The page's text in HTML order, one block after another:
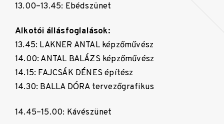
13.00–13.45: Ebédszünet
Alkotói állásfoglalások:
13.45: LAKNER ANTAL képzőművész
14.00: ANTAL BALÁZS képzőművész
14.15: FAJCSÁK DÉNES építész
14.30: BALLA DÓRA tervezőgrafikus
14.45–15.00: Kávészünet